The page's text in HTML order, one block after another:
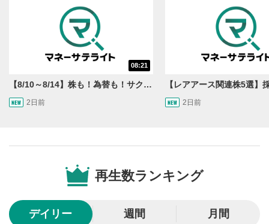
動画再生エリアをクリックすると、動画を再生または
操作メニュー
3
再生/一時停止
08:21
【8/10～8/14】株も！為替も！サクッと！来週のマーケット見通し＜Next View＞
2日前 2日前
再生数ランキング
デイリー 週間 月間